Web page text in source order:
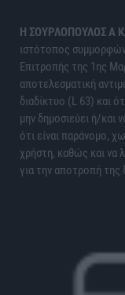
H ΣΟΥΡΛΟΠΟΥΛΟΣ Α
ιστότοπος
Επιτροπής της 1ης
αποτελεσματική
διαδίκτυο (L 63) και
μην δημοσιεύει ή/και
ότι είναι παράνομο,
χρήστη, καθώς και να
για την αποτροπή